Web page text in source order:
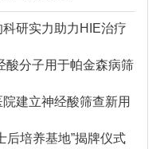
研实力助力HIE治疗
酸分子用于帕金森病筛
建立神经酸筛查新用
后培养基地”揭牌仪式